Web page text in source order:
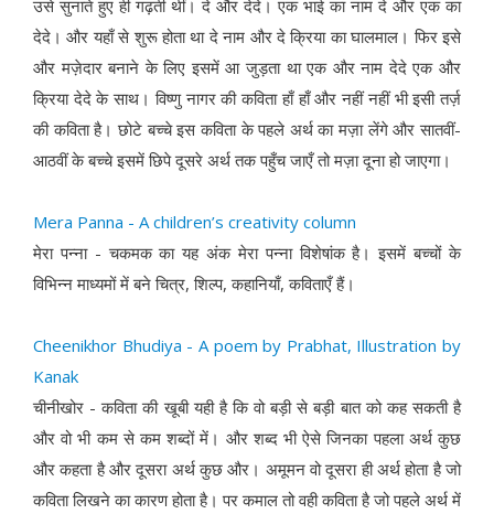
उसे सुनाते हुए ही गढ़ती थीं। दे और देदे। एक भाई का नाम दे और एक का
देदे। और यहाँ से शुरू होता था दे नाम और दे क्रिया का घालमाल। फिर इसे
और मज़ेदार बनाने के लिए इसमें आ जुड़ता था एक और नाम देदे एक और
क्रिया देदे के साथ। विष्णु नागर की कविता हाँ हाँ और नहीं नहीं भी इसी तर्ज़
की कविता है। छोटे बच्चे इस कविता के पहले अर्थ का मज़ा लेंगे और सातवीं-
आठवीं के बच्चे इसमें छिपे दूसरे अर्थ तक पहुँच जाएँ तो मज़ा दूना हो जाएगा।
Mera Panna - A children’s creativity column
मेरा पन्ना - चकमक का यह अंक मेरा पन्ना विशेषांक है। इसमें बच्चों के
विभिन्न माध्यमों में बने चित्र, शिल्प, कहानियाँ, कविताएँ हैं।
Cheenikhor Bhudiya - A poem by Prabhat, Illustration by
Kanak
चीनीखोर - कविता की खूबी यही है कि वो बड़ी से बड़ी बात को कह सकती है
और वो भी कम से कम शब्दों में। और शब्द भी ऐसे जिनका पहला अर्थ कुछ
और कहता है और दूसरा अर्थ कुछ और। अमूमन वो दूसरा ही अर्थ होता है जो
कविता लिखने का कारण होता है। पर कमाल तो वही कविता है जो पहले अर्थ में